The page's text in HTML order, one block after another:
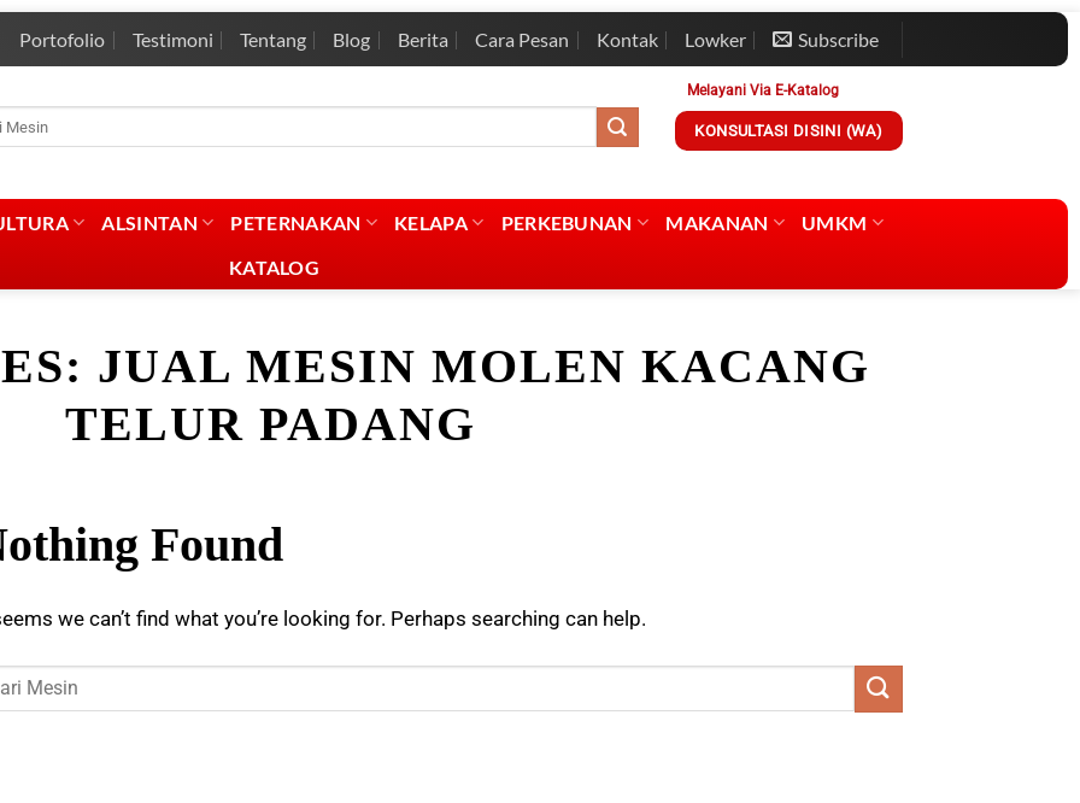
Portofolio Testimoni Tentang Blog Berita Cara Pesan Kontak Lowker Subscribe
Melayani Via E-Katalog
KONSULTASI DISINI (WA)
ALSINTAN PETERNAKAN KELAPA PERKEBUNAN MAKANAN
UMKM
KATALOG
JUAL MESIN MOLEN KACANG
TELUR PADANG
Found
we can’t find what you’re looking for. Perhaps searching can help.